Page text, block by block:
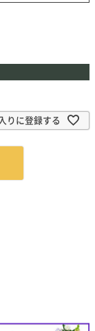
りに登録する